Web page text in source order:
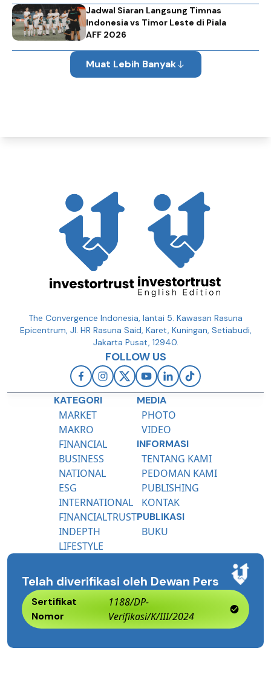
Jadwal Siaran Langsung Timnas
Indonesia vs Timor Leste di Piala
AFF 2026
Muat Lebih Banyak
The Convergence Indonesia, lantai 5. Kawasan Rasuna
Epicentrum, Jl. HR Rasuna Said, Karet, Kuningan, Setiabudi,
Jakarta Pusat, 12940.
FOLLOW US
KATEGORI
MARKET
MAKRO
FINANCIAL
BUSINESS
NATIONAL
ESG
INTERNATIONAL
FINANCIALTRUST
INDEPTH
LIFESTYLE
MEDIA
PHOTO
VIDEO
INFORMASI
TENTANG KAMI
PEDOMAN KAMI
PUBLISHING
KONTAK
PUBLIKASI
BUKU
Telah diverifikasi oleh Dewan Pers
Sertifikat
Nomor
1188/DP-
Verifikasi/K/III/2024